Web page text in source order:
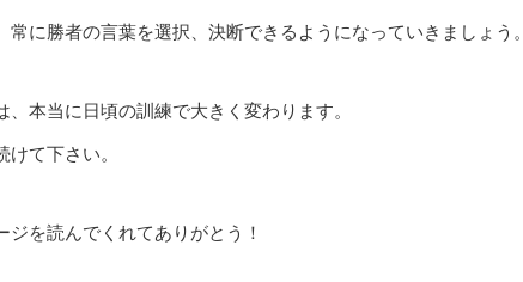
常に勝者の言葉を選択、決断できるようになっていきましょう。
、本当に日頃の訓練で大きく変わります。
て下さい。
ジを読んでくれてありがとう！